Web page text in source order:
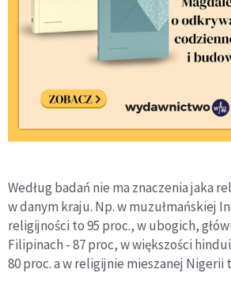
Według badań nie ma znaczenia jaka
w danym kraju. Np. w muzułmańskiej
religijności to 95 proc., w ubogich,
Filipinach - 87 proc, w większości
80 proc. a w religijnie mieszanej Nigerii